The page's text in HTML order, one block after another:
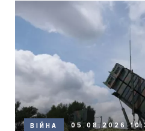
ВІЙНА 05.08.2026